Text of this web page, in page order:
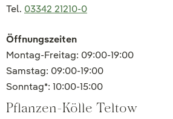
Tel. 03342 21210-0
Öffnungszeiten
Montag-Freitag: 09:00-19:00
Samstag: 09:00-19:00
Sonntag*: 10:00-15:00
Pflanzen-Kölle Teltow